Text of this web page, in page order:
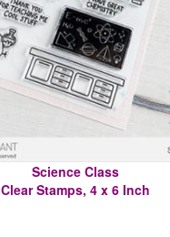
Science Class
Clear Stamps, 4 x 6 Inch